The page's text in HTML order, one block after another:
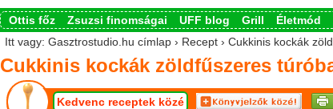
Ottis főz Zsuzsi finomságai UFF blog Grill Életmód
Itt vagy: Gasztrostudio.hu címlap › Recept › Cukkinis kockák
Cukkinis kockák zöldfűszeres
Kedvenc receptek közé